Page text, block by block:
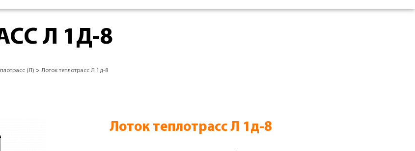
Л 1Д-8
(Л) > Лоток теплотрасс Л 1д-8
Лоток теплотрасс Л 1д-8